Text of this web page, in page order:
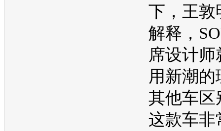
下，王敦
解释，
席设计
用新潮
其他车区
这款车非